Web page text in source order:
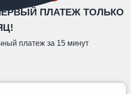
ПЛАТЕЖ ТОЛЬКО
платеж за 15 минут